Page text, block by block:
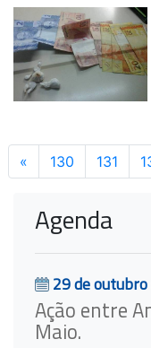
« Anterior
130 131
Agenda
29 de
Ação entre
Maio.